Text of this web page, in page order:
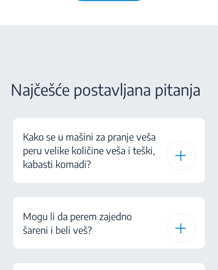
Najčešće postavljana pitanja
Kako se u mašini za pranje veša
peru velike količine veša i teški,
kabasti komadi?
Mogu li da perem zajedno
šareni i beli veš?